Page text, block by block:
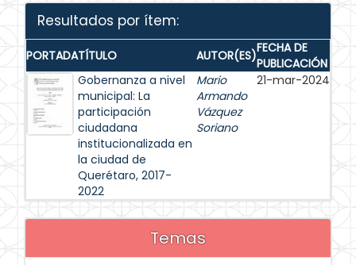
Resultados por ítem:
PORTADATÍTULO AUTOR(ES)FECHA DE
PUBLICACIÓN
Gobernanza a nivel
municipal: La
participación
ciudadana
institucionalizada en
la ciudad de
Querétaro, 2017-
2022
Mario
Armando
Vázquez
Soriano
21-mar-2024
Temas